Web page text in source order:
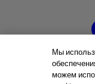
Мы
можем